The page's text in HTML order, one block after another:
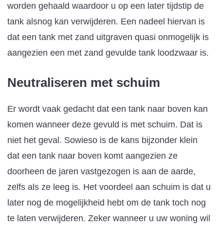
worden gehaald waardoor u op een later tijdstip de
tank alsnog kan verwijderen. Een nadeel hiervan is
dat een tank met zand uitgraven quasi onmogelijk is
aangezien een met zand gevulde tank loodzwaar is.
Neutraliseren met schuim
Er wordt vaak gedacht dat een tank naar boven kan
komen wanneer deze gevuld is met schuim. Dat is
niet het geval. Sowieso is de kans bijzonder klein
dat een tank naar boven komt aangezien ze
doorheen de jaren vastgezogen is aan de aarde,
zelfs als ze leeg is. Het voordeel aan schuim is dat u
later nog de mogelijkheid hebt om de tank toch nog
te laten verwijderen. Zeker wanneer u uw woning wil